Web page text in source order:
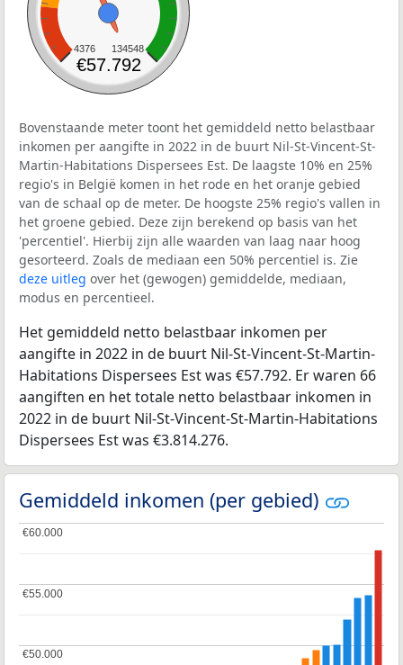
4376 134548
€57.792
Bovenstaande meter toont het gemiddeld netto belastbaar
inkomen per aangifte in 2022 in de buurt Nil-St-Vincent-St-
Martin-Habitations Dispersees Est. De laagste 10% en 25%
regio's in België komen in het rode en het oranje gebied
van de schaal op de meter. De hoogste 25% regio's vallen in
het groene gebied. Deze zijn berekend op basis van het
'percentiel'. Hierbij zijn alle waarden van laag naar hoog
gesorteerd. Zoals de mediaan een 50% percentiel is. Zie
deze uitleg over het (gewogen) gemiddelde, mediaan,
modus en percentieel.
Het gemiddeld netto belastbaar inkomen per
aangifte in 2022 in de buurt Nil-St-Vincent-St-Martin-
Habitations Dispersees Est was €57.792. Er waren 66
aangiften en het totale netto belastbaar inkomen in
2022 in de buurt Nil-St-Vincent-St-Martin-Habitations
Dispersees Est was €3.814.276.
Gemiddeld inkomen (per gebied)
€50.000
€50.000
€55.000
€55.000
€60.000
€60.000